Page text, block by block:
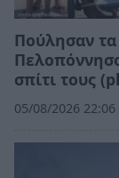
Πούλησαν
σπίτι τους
05/08/2026 22:06